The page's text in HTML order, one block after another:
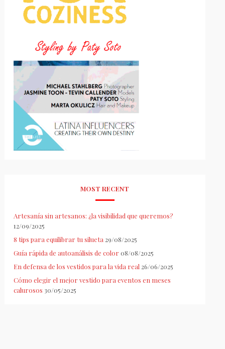
MOST RECENT
Artesanía sin artesanos: ¿la visibilidad que queremos?
12/09/2025
8 tips para equilibrar tu silueta 29/08/2025
Guía rápida de autoanálisis de color 08/08/2025
En defensa de los vestidos para la vida real 26/06/2025
Cómo elegir el mejor vestido para eventos en meses
calurosos 30/05/2025